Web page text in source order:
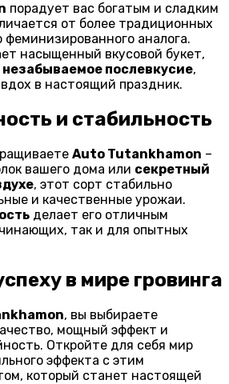
порадует вас богатым и сладким
от более традиционных
феминизированного аналога.
насыщенный вкусовой букет,
незабываемое послевкусие,
в настоящий праздник.
и стабильность
Auto Tutankhamon –
вашего дома или секретный
, этот сорт стабильно
и качественные урожаи.
делает его отличным
так и для опытных
в мире гровинга
, вы выбираете
мощный эффект и
Откройте для себя мир
эффекта с этим
который станет настоящей